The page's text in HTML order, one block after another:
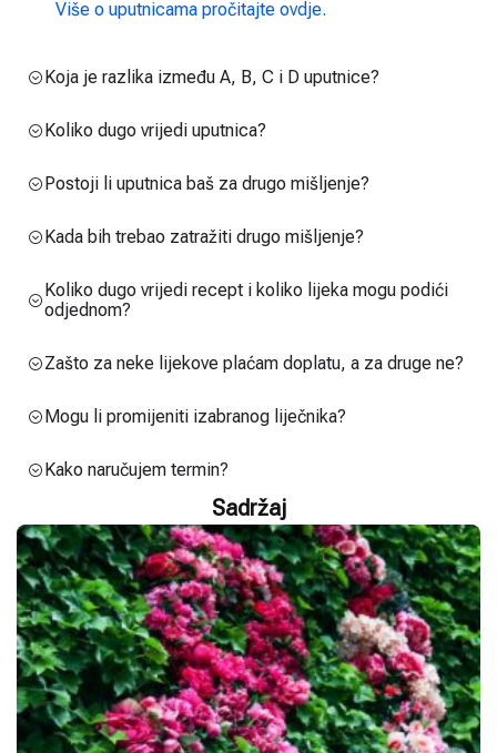
Više o uputnicama pročitajte ovdje.
Koja je razlika između A, B, C i D uputnice?
Koliko dugo vrijedi uputnica?
Postoji li uputnica baš za drugo mišljenje?
Kada bih trebao zatražiti drugo mišljenje?
Koliko dugo vrijedi recept i koliko lijeka mogu podići
odjednom?
Zašto za neke lijekove plaćam doplatu, a za druge ne?
Mogu li promijeniti izabranog liječnika?
Kako naručujem termin?
Sadržaj